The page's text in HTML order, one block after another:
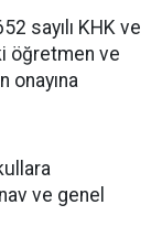
sayılı KHK ve
öğretmen ve
onayına
ve genel